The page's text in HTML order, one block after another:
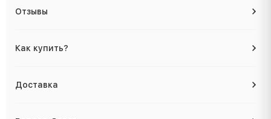
Отзывы
Как купить?
Доставка